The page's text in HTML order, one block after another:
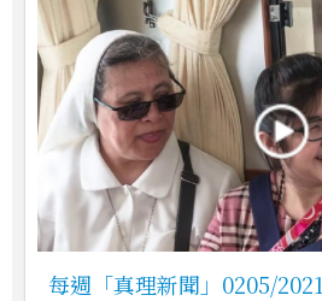
每週「真理新聞」0205/2021